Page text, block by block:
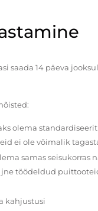
saada 14 päeva
olema
ei ole võimalik
samas seisukorras
töödeldud
kahjustusi